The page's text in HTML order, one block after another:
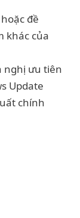
đề
khác của
nghị ưu tiên
Update
chính